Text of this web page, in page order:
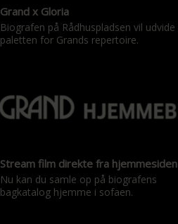
Grand x Gloria
Biografen på Rådhuspladsen vil udvide
paletten for Grands repertoire.
Stream film direkte fra hjemmesiden
Nu kan du samle op på biografens
bagkatalog hjemme i sofaen.